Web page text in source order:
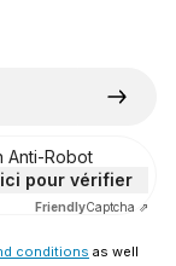
Anti-Robot
pour vérifier
FriendlyCaptcha ⇗
conditions as well